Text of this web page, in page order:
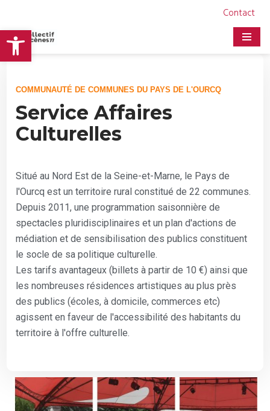
Ouvrir la barre d’outils
Contact
Aller
au
contenu
COMMUNAUTÉ DE COMMUNES DU PAYS DE L'OURCQ
Service Affaires
Culturelles
Situé au Nord Est de la Seine-et-Marne, le Pays de
l'Ourcq est un territoire rural constitué de 22 communes.
Depuis 2011, une programmation saisonnière de
spectacles pluridisciplinaires et un plan d'actions de
médiation et de sensibilisation des publics constituent
le socle de sa politique culturelle.
Les tarifs avantageux (billets à partir de 10 €) ainsi que
les nombreuses résidences artistiques au plus près
des publics (écoles, à domicile, commerces etc)
agissent en faveur de l'accessibilité des habitants du
territoire à l'offre culturelle.